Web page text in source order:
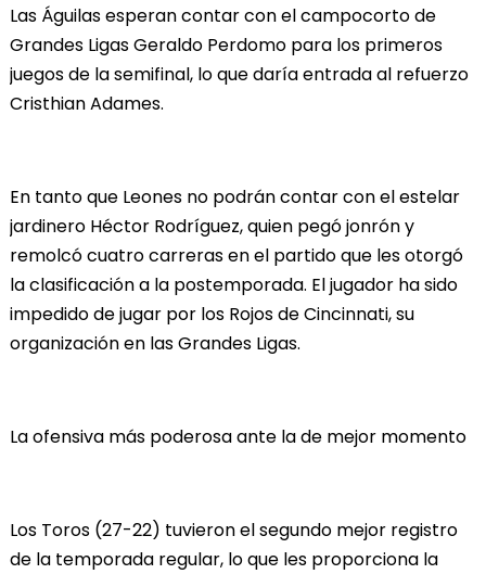
Las Águilas esperan contar con el campocorto de
Grandes Ligas Geraldo Perdomo para los primeros
juegos de la semifinal, lo que daría entrada al refuerzo
Cristhian Adames.
En tanto que Leones no podrán contar con el estelar
jardinero Héctor Rodríguez, quien pegó jonrón y
remolcó cuatro carreras en el partido que les otorgó
la clasificación a la postemporada. El jugador ha sido
impedido de jugar por los Rojos de Cincinnati, su
organización en las Grandes Ligas.
La ofensiva más poderosa ante la de mejor momento
Los Toros (27-22) tuvieron el segundo mejor registro
de la temporada regular, lo que les proporciona la